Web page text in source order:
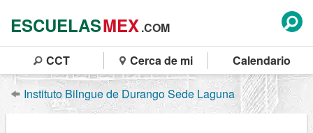
ESCUELASMEX.COM
CCT Cerca de mi Calendario
Instituto Bilngue de Durango Sede Laguna